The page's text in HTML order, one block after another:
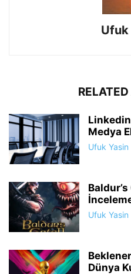
Ufuk
Medya
Ufuk Yasin
Ufuk Yasin
Dünya